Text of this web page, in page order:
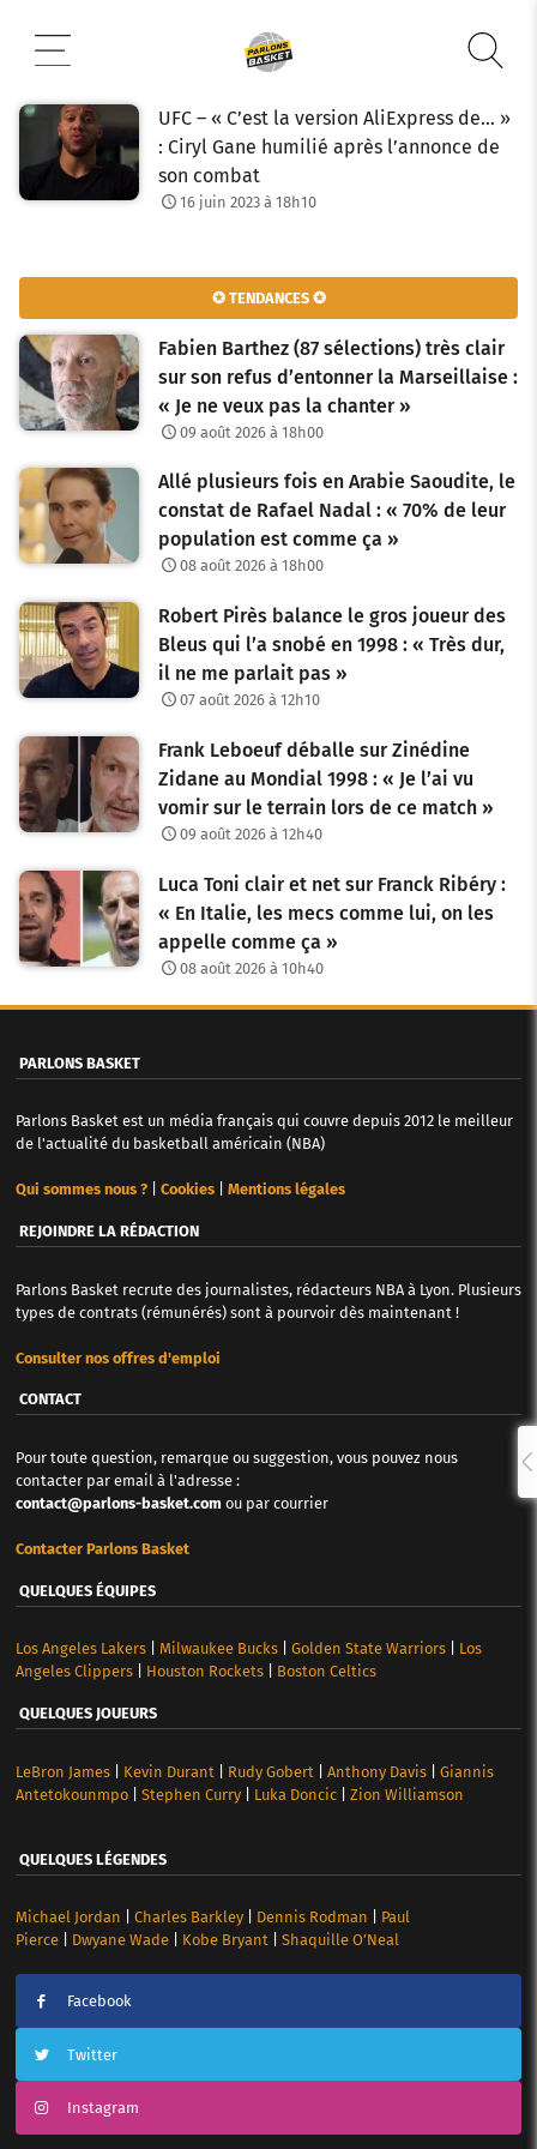
contenu
UFC – « C’est la version AliExpress de… »
: Ciryl Gane humilié après l’annonce de
son combat
16 juin 2023 à 18h10
✪ TENDANCES ✪
Fabien Barthez (87 sélections) très clair
sur son refus d’entonner la Marseillaise :
« Je ne veux pas la chanter »
09 août 2026 à 18h00
Allé plusieurs fois en Arabie Saoudite, le
constat de Rafael Nadal : « 70% de leur
population est comme ça »
08 août 2026 à 18h00
Robert Pirès balance le gros joueur des
Bleus qui l’a snobé en 1998 : « Très dur,
il ne me parlait pas »
07 août 2026 à 12h10
Frank Leboeuf déballe sur Zinédine
Zidane au Mondial 1998 : « Je l’ai vu
vomir sur le terrain lors de ce match »
09 août 2026 à 12h40
Luca Toni clair et net sur Franck Ribéry :
« En Italie, les mecs comme lui, on les
appelle comme ça »
08 août 2026 à 10h40
PARLONS BASKET
Parlons Basket est un média français qui couvre depuis 2012 le meilleur
de l'actualité du basketball américain (NBA)
Qui sommes nous ?| Cookies| Mentions légales
REJOINDRE LA RÉDACTION
Parlons Basket recrute des journalistes, rédacteurs NBA à Lyon. Plusieurs
types de contrats (rémunérés) sont à pourvoir dès maintenant !
Consulter nos offres d'emploi
CONTACT
Pour toute question, remarque ou suggestion, vous pouvez nous
contacter par email à l'adresse :
contact@parlons-basket.com ou par courrier
Contacter Parlons Basket
QUELQUES ÉQUIPES
Los Angeles Lakers| Milwaukee Bucks| Golden State Warriors| Los
Angeles Clippers| Houston Rockets| Boston Celtics
QUELQUES JOUEURS
LeBron James| Kevin Durant Rudy Gobert Anthony Davis| Giannis
Antetokounmpo| Stephen Curry| Luka Doncic| Zion Williamson
QUELQUES LÉGENDES
Michael Jordan Charles Barkley| Dennis Rodman
Paul
Pierce| Dwyane Wade| Kobe Bryant| Shaquille O’Neal
Facebook
Twitter
Instagram